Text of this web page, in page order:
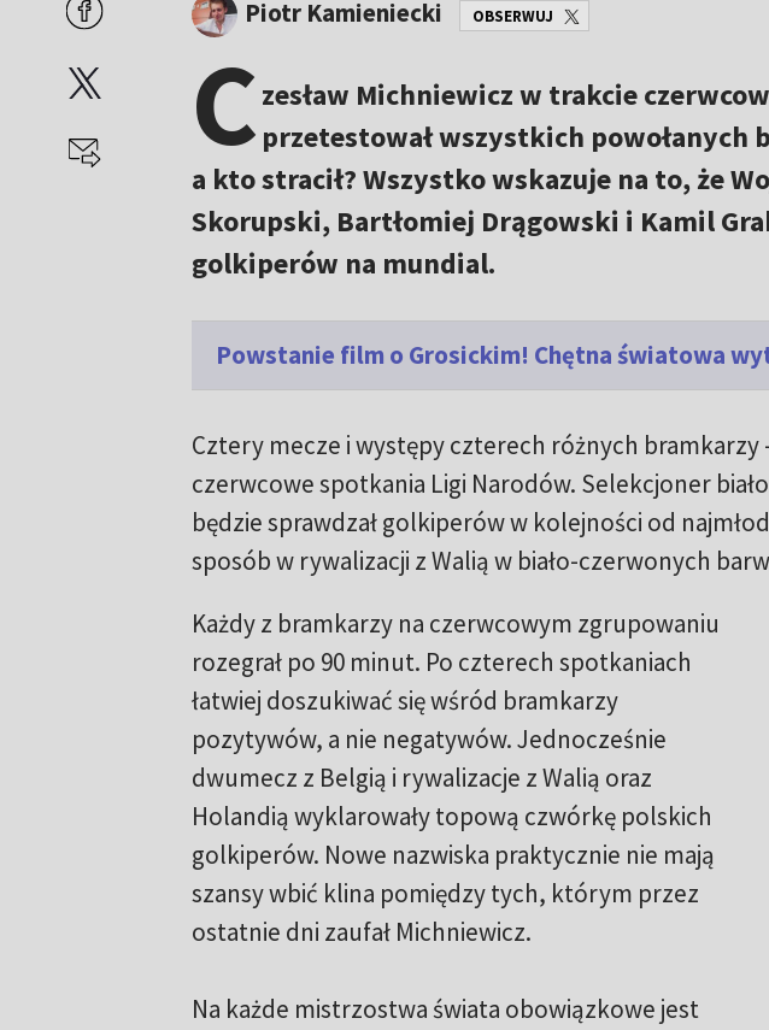
Piotr Kamieniecki OBSERWUJ
Czesław Michniewicz w trakcie
przetestował wszystkich powołanych
a kto stracił? Wszystko wskazuje na to, że
Skorupski, Bartłomiej Drągowski i Kamil
golkiperów na mundial.
Powstanie film o Grosickim! Chętna światowa
Cztery mecze i występy czterech różnych bramkarzy
czerwcowe spotkania Ligi Narodów. Selekcjoner
będzie sprawdzał golkiperów w kolejności od
sposób w rywalizacji z Walią w biało-czerwonych
Każdy z bramkarzy na czerwcowym zgrupowaniu
rozegrał po 90 minut. Po czterech spotkaniach
łatwiej doszukiwać się wśród bramkarzy
pozytywów, a nie negatywów. Jednocześnie
dwumecz z Belgią i rywalizacje z Walią oraz
Holandią wyklarowały topową czwórkę polskich
golkiperów. Nowe nazwiska praktycznie nie mają
szansy wbić klina pomiędzy tych, którym przez
ostatnie dni zaufał Michniewicz.
Na każde mistrzostwa świata obowiązkowe jest